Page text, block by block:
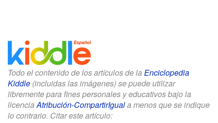
Todo el contenido de los artículos de la Enciclopedia
Kiddle (incluidas las imágenes) se puede utilizar
libremente para fines personales y educativos bajo la
licenciaAtribución-CompartirIguala menos que se indique
lo contrario. Citar este artículo: